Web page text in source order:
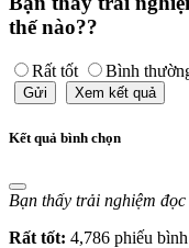
thế nào??
Rất tốt Bình
Gửi Xem kết quả
Kết quả bình chọn
Bạn thấy trải nghiệm
Rất tốt: 4,786 phiếu